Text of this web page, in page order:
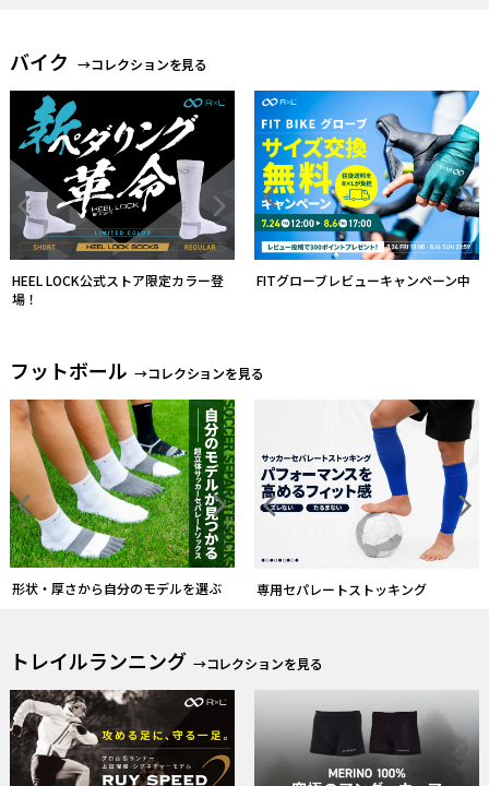
バイク →コレクションを見る
HEEL LOCK公式ストア限定カラー登
場！
FITグローブレビューキャンペーン中
フットボール →コレクションを見る
形状・厚さから自分のモデルを選ぶ 専用セパレートストッキング
トレイルランニング →コレクションを見る